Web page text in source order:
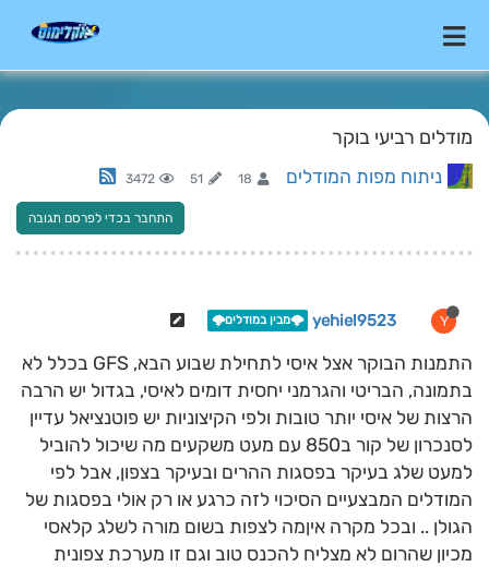
מודלים רביעי בוקר
ניתוח מפות המודלים 18
51
3472
התחבר בכדי לפרסם תגובה
Y
yehiel9523 🌩️מבין במודלים🌩️
התמנות הבוקר אצל איסי לתחילת שבוע הבא, GFS בכלל לא
בתמונה, הבריטי והגרמני יחסית דומים לאיסי, בגדול יש הרבה
הרצות של איסי יותר טובות ולפי הקיצוניות יש פוטנציאל עדיין
לסנכרון של קור ב850 עם מעט משקעים מה שיכול להוביל
למעט שלג בעיקר בפסגות ההרים ובעיקר בצפון, אבל לפי
המודלים המבצעיים הסיכוי לזה כרגע או רק אולי בפסגות של
הגולן .. ובכל מקרה איןמה לצפות בשום מורה לשלג קלאסי
מכיון שהרום לא מצליח להכנס טוב וגם זו מערכת צפונית